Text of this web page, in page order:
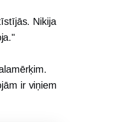
Nikija
ir viņiem